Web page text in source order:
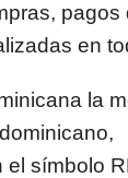
pagos
en
la
símbolo